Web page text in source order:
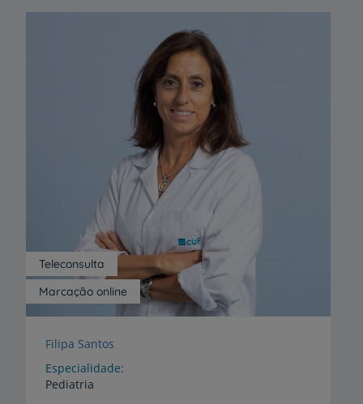
Marcação online
Teleconsulta
Filipa Santos
Especialidade
Pediatria